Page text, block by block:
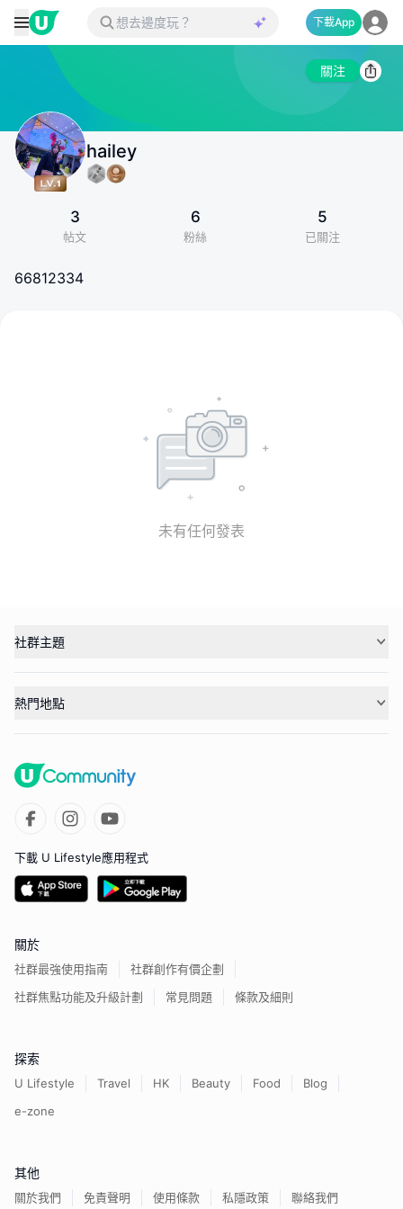
下載App
關注
hailey
3
帖文
6
粉絲
5
已關注
66812334
未有任何發表
社群主題
熱門地點
下載 U Lifestyle應用程式
關於
社群最強使用指南
社群創作有價企劃
社群焦點功能及升級計劃
常見問題 條款及細則
探索
U Lifestyle Travel HK Beauty Food
Blog
e-zone
其他
關於我們 免責聲明 使用條款 私隱政策 聯絡我們